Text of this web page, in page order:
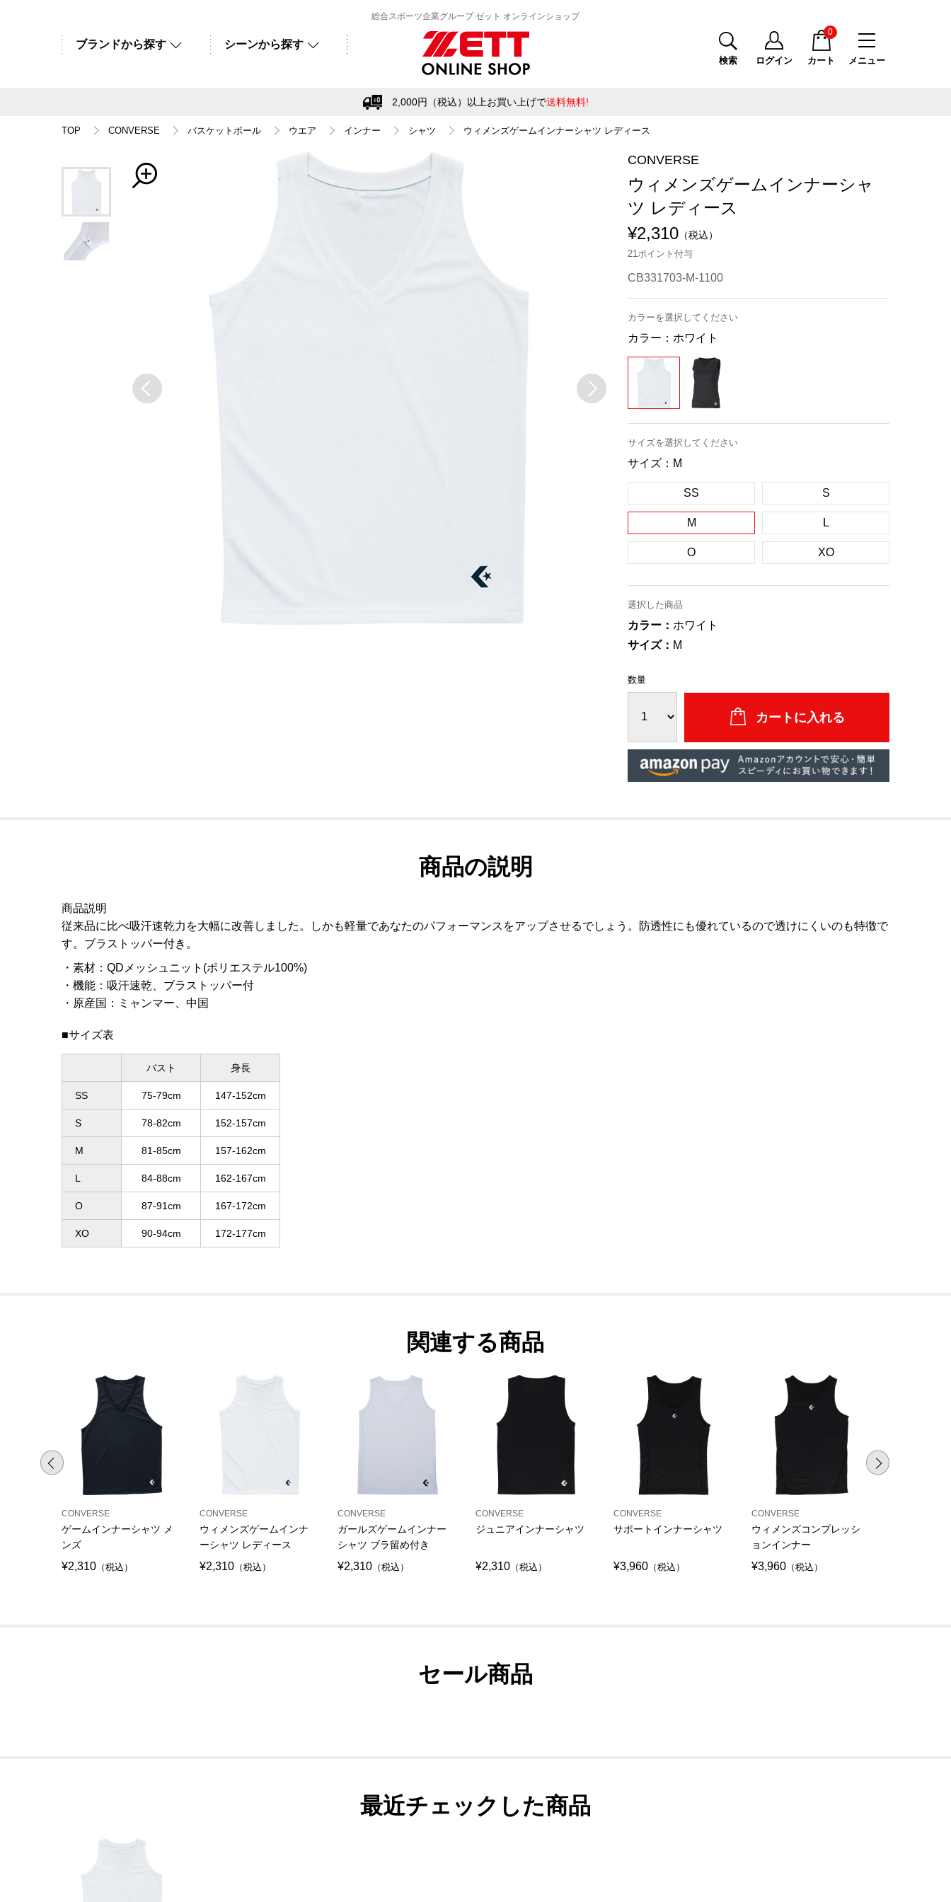
総合スポーツ企業グループ ゼット オンラインショップ
ブランドから探す シーンから探す
メニュー
検索 ログイン カート
0
2,000円（税込）以上お買い上げで送料無料!
TOP CONVERSE バスケットボール ウエア インナー シャツ ウィメンズゲームインナーシャツ レディース
CONVERSE
ウィメンズゲームインナーシャ
ツ レディース
¥2,310 （税込）
21ポイント付与
CB331703-M-1100
カラーを選択してください
カラー： ホワイト
サイズを選択してください
サイズ： M
SS S
M L
O XO
選択した商品
カラー： ホワイト
サイズ： M
数量
商品の説明
商品説明
従来品に比べ吸汗速乾力を大幅に改善しました。しかも軽量であなたのパフォーマンスをアップさせるでしょう。防透性にも優れているので透けにくいのも特徴で
す。ブラストッパー付き。
素材 ： QDメッシュニット(ポリエステル100%)
機能 ： 吸汗速乾、ブラストッパー付
原産国 ： ミャンマー、中国
■サイズ表
バスト 身長
SS 75-79cm 147-152cm
S 78-82cm 152-157cm
M 81-85cm 157-162cm
L 84-88cm 162-167cm
O 87-91cm 167-172cm
XO 90-94cm 172-177cm
関連する商品
CONVERSE
ゲームインナーシャツ メ
ンズ
¥2,310 （税込）
CONVERSE
ウィメンズゲームインナ
ーシャツ レディース
¥2,310 （税込）
CONVERSE
ガールズゲームインナー
シャツ ブラ留め付き
¥2,310 （税込）
CONVERSE
ジュニアインナーシャツ
¥2,310 （税込）
CONVERSE
サポートインナーシャツ
¥3,960 （税込）
CONVERSE
ウィメンズコンプレッシ
ョンインナー
¥3,960 （税込）
セール商品
最近チェックした商品